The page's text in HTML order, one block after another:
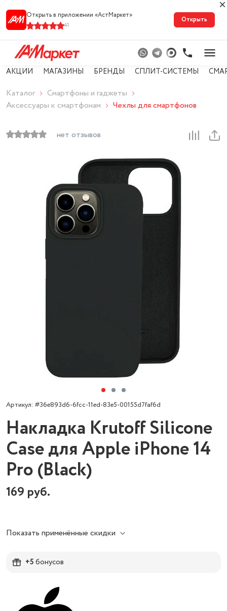
Открыть в приложении «АстМарке‪т‬»
41
Открыть
АКЦИИ МАГАЗИНЫ БРЕНДЫ СПЛИТ-СИСТЕМЫ
Каталог
Смартфоны и гаджеты
Аксессуары к смартфонам
Чехлы для смартфонов
нет отзывов
Артикул: #36e893d6-6fcc-11ed-83e5-00155d7faf6d
Накладка Krutoff Silicone
Case для Apple iPhone 14
Pro (Black)
169 руб.
Показать применённые скидки
+5бонусов